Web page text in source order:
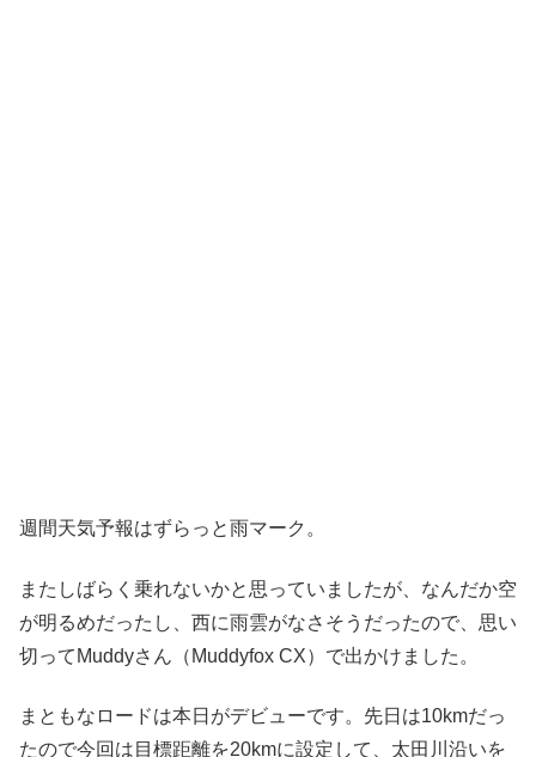
週間天気予報はずらっと雨マーク。
またしばらく乗れないかと思っていましたが、なんだか空
が明るめだったし、西に雨雲がなさそうだったので、思い
切ってMuddyさん（Muddyfox CX）で出かけました。
まともなロードは本日がデビューです。先日は10kmだっ
たので今回は目標距離を20kmに設定して、太田川沿いを